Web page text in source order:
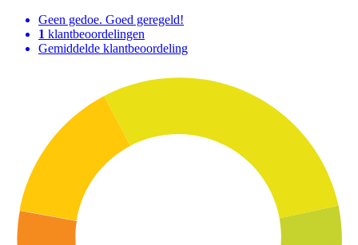
Geen gedoe. Goed geregeld!
1 klantbeoordelingen
Gemiddelde klantbeoordeling